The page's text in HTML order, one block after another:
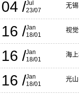
04 /Jul
23/07
无
16 /Jan
18/01
视
16 /Jan
18/01
海
16 /Jan
18/01
光